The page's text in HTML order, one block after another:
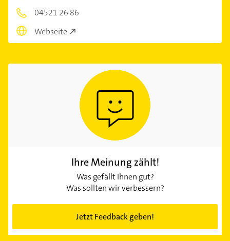
04521 26 86
Webseite
Ihre Meinung zählt!
Was gefällt Ihnen gut?
Was sollten wir verbessern?
Jetzt Feedback geben!